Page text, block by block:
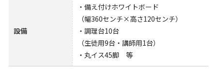
設備
・備え付けホワイトボード
（幅360センチ×高さ120センチ）
・調理台10台
（生徒用9台・講師用1台）
・丸イス45脚 等